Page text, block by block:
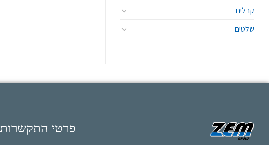
קבלים
שלטים
פרטי התקשרות